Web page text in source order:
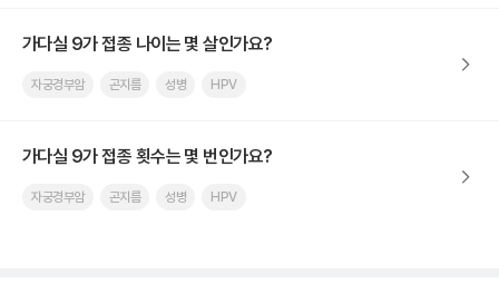
가다실 9가 접종 나이는 몇 살인가요?
자궁경부암 곤지름 성병 HPV
가다실 9가 접종 횟수는 몇 번인가요?
자궁경부암 곤지름 성병 HPV